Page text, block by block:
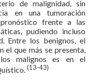
de malignidad, sin
en una tumoración
frente a las
pudiendo incluso
Entre los benignos, el
el que más se presenta,
malignos es en el
(13-43)